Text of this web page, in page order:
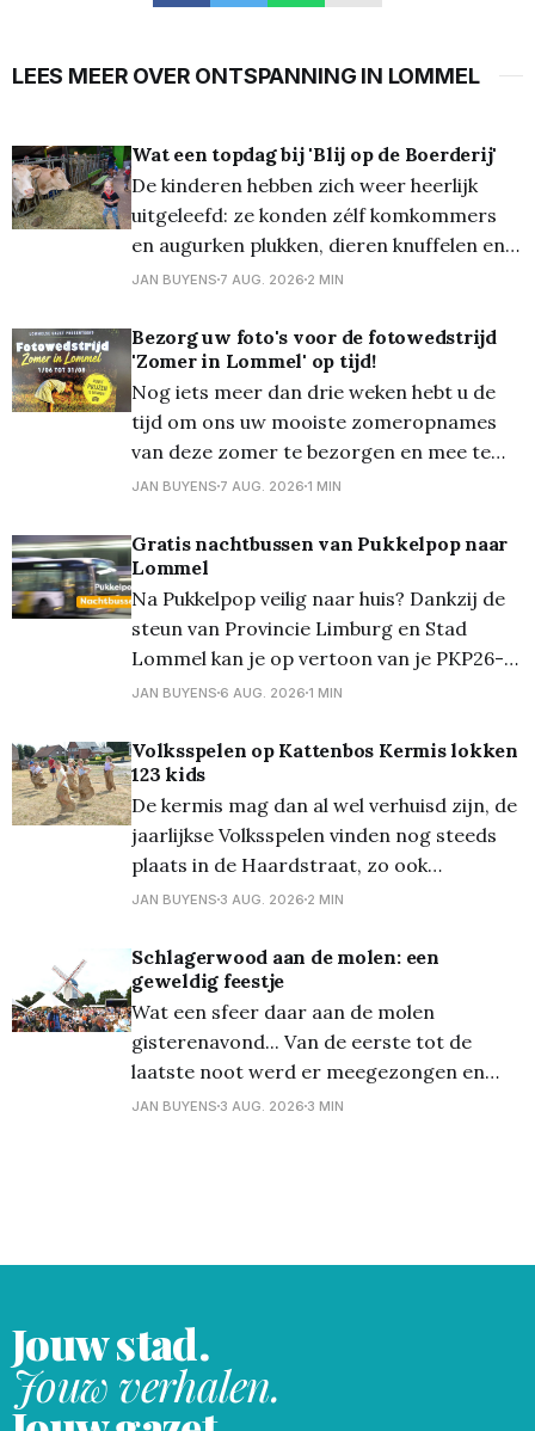
LEES MEER OVER ONTSPANNING IN LOMMEL
Wat een topdag bij 'Blij op de Boerderij'
De kinderen hebben zich weer heerlijk
uitgeleefd: ze konden zélf komkommers
en augurken plukken, dieren knuffelen en
eten geven (waaronder schaapjes en de
varkens en de koeien. Ze schrokken wel
dat de koeien zo een lange tong hadden...
Overal waren alleen maar
JAN BUYENS 7 AUG. 2026 2 MIN
Bezorg uw foto's voor de fotowedstrijd
'Zomer in Lommel' op tijd!
Nog iets meer dan drie weken hebt u de
tijd om ons uw mooiste zomeropnames
van deze zomer te bezorgen en mee te
dingen naar een mooie prijs... Zondag 30
onherroepelijke deadline! En die foto's die
mogen zowat 'alles'
JAN BUYENS 7 AUG. 2026 1 MIN
Gratis nachtbussen van Pukkelpop naar
Lommel
Na Pukkelpop veilig naar huis? Dankzij de
steun van Provincie Limburg en Stad
Lommel kan je op vertoon van je PKP26-
polsbandje gratis gebruik maken van de
vertrekken aan een speciale halte bij het
festivalterrein in Kiewit na afloop van de
festivaldag: Nacht van
JAN BUYENS 6 AUG. 2026 1 MIN
Volksspelen op Kattenbos Kermis lokken
123 kids
De kermis mag dan al wel verhuisd zijn, de
jaarlijkse Volksspelen vinden nog steeds
plaats in de Haardstraat, zo ook
vanmiddag. Onder een loden zon kwamen
opdagen voor deze jaarlijkse leuke
traditie. Van zaklopen tot paalklimmen en
véél meer, de pret kon niet
JAN BUYENS 3 AUG. 2026 2 MIN
Schlagerwood aan de molen: een
geweldig feestje
Wat een sfeer daar aan de molen
gisterenavond... Van de eerste tot de
laatste noot werd er meegezongen en
gedanst, een zeer enthousiast publiek dus,
JAN BUYENS 3 AUG. 2026 3 MIN
Jouw stad.
Jouw verhalen.